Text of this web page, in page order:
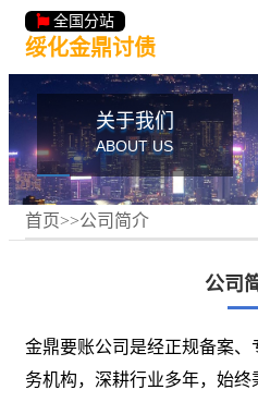
全国分站
绥化金鼎讨债
关于我们
ABOUT US
首页>>公司简介
公司
金鼎要账公司是经正规备案
务机构，深耕行业多年，始终